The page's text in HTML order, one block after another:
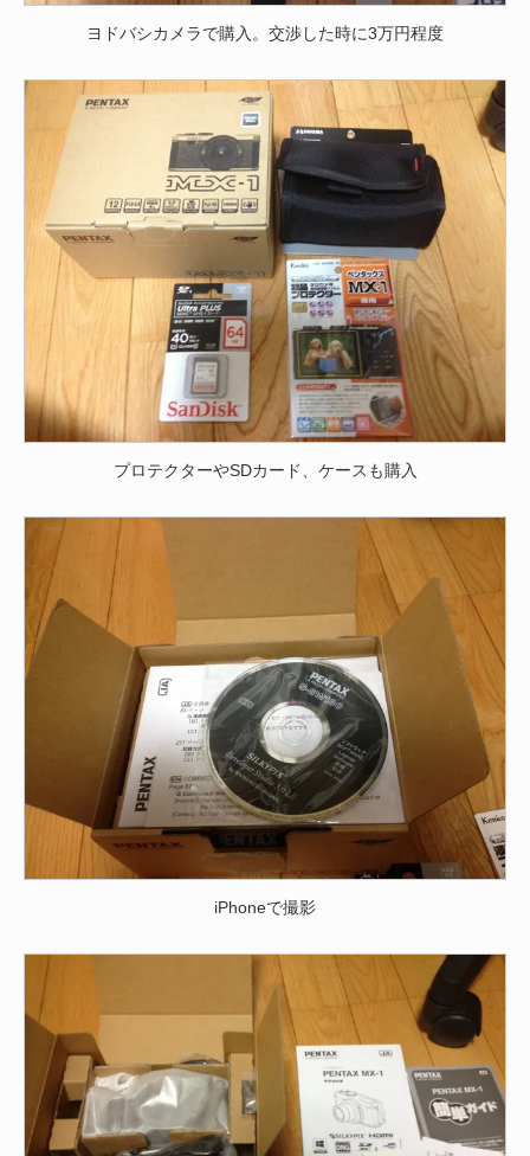
ヨドバシカメラで購入。交渉した時に3万円程度
プロテクターやSDカード、ケースも購入
iPhoneで撮影